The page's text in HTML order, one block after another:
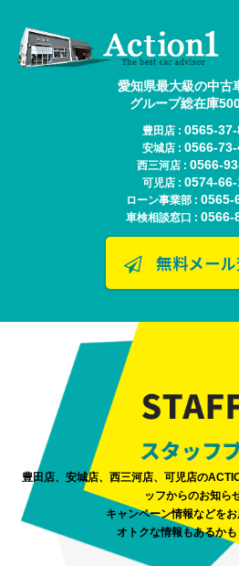
愛知県最大級の中古
グループ総在庫
豊田店 : 0565-
安城店 : 0566-
西三河店 : 0566-
可児店 : 0574-
ローン事業部 : 0565-
車検相談窓口 : 0566-
豊田店、安城店、西三河店、可児店の
ッフからのお知ら
キャンペーン情報などをお
オトクな情報もあるか